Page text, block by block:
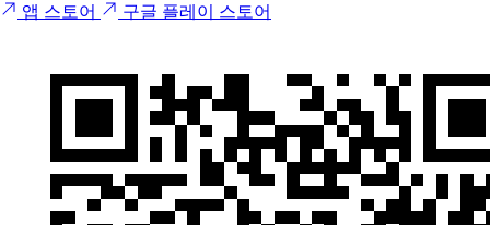
앱 스토어 구글 플레이 스토어